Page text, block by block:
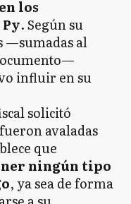
los
. Según su
—sumadas al
influir en su
solicitó
avaladas
que
ningún tipo
, ya sea de forma